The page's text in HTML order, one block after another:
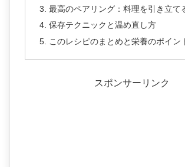
最高のペアリング：料理を引き立て
保存テクニックと温め直し方
このレシピのまとめと栄養のポイン
スポンサーリンク